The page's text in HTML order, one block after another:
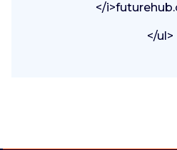
</
</ul>